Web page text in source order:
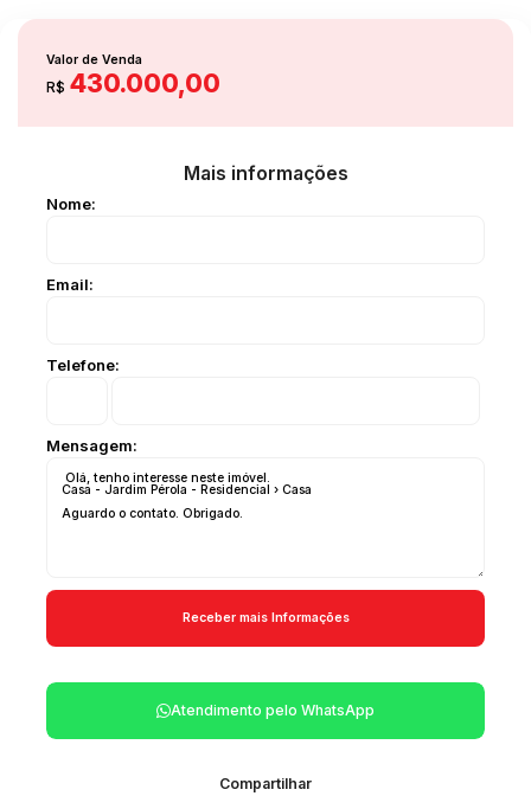
R$ 430.000,00
Valor de Venda
Mais informações
Nome:
Email:
Telefone:
Mensagem:
Atendimento pelo WhatsApp
Compartilhar